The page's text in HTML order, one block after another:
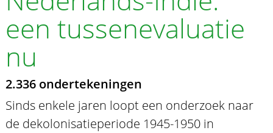
een tussenevaluatie
nu
2.336 ondertekeningen
Sinds enkele jaren loopt een onderzoek naar
de dekolonisatieperiode 1945-1950 in